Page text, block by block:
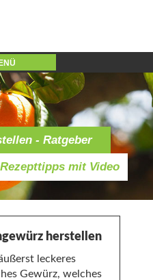
- Ratgeber
mit Video
herstellen
leckeres
Gewürz, welches